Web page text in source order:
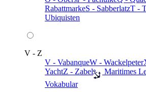
RabattmarkeS - SabberlatzT -
Ubiquisten
V - Z
V - VabanqueW - Wackelpeter
YachtZ - Zabel Maritimes
Vokabular